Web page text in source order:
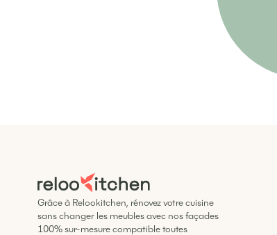
Grâce à Relookitchen, rénovez votre cuisine
sans changer les meubles avec nos façades
100% sur-mesure compatible toutes